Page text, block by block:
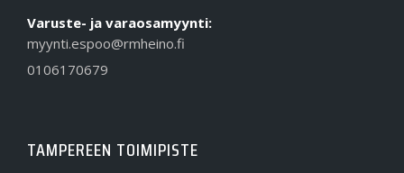
Varuste- ja varaosamyynti:
myynti.espoo@rmheino.fi
0106170679
TAMPEREEN TOIMIPISTE